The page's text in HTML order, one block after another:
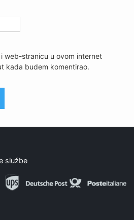
web-stranicu u ovom internet
kada budem komentirao.
službe